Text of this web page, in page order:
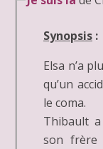
Synopsis :
Elsa n’a
qu’un
le coma.
Thibault
son frère